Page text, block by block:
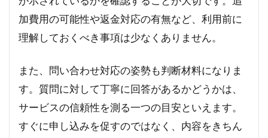
加費用の可能性や返金対応の有無など、利用前に
理解しておくべき事項は少なくありません。
また、問い合わせ対応の姿勢も判断材料になりま
す。質問に対して丁寧に回答があるかどうかは、
サービスの信頼性を測る一つの目安といえます。
すぐに申し込みを促すのではなく、内容をきちん